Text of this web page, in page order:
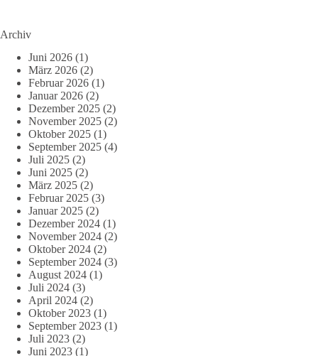
Archiv
Juni 2026 (1)
März 2026 (2)
Februar 2026 (1)
Januar 2026 (2)
Dezember 2025 (2)
November 2025 (2)
Oktober 2025 (1)
September 2025 (4)
Juli 2025 (2)
Juni 2025 (2)
März 2025 (2)
Februar 2025 (3)
Januar 2025 (2)
Dezember 2024 (1)
November 2024 (2)
Oktober 2024 (2)
September 2024 (3)
August 2024 (1)
Juli 2024 (3)
April 2024 (2)
Oktober 2023 (1)
September 2023 (1)
Juli 2023 (2)
Juni 2023 (1)